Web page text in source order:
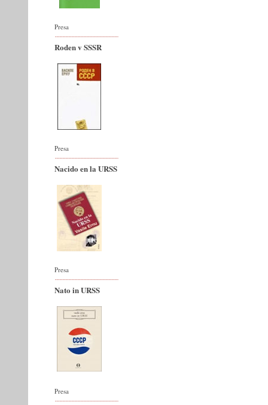
Presa
Roden v SSSR
Presa
Nacido en la URSS
Presa
Nato in URSS
Presa